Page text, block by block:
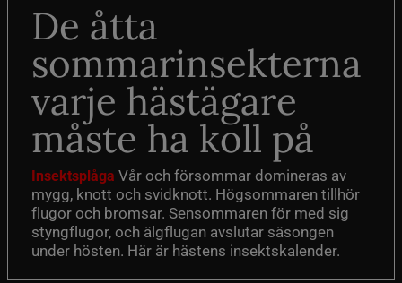
De åtta
sommarinsekterna
varje hästägare
måste ha koll på
Insektsplåga Vår och försommar domineras av
mygg, knott och svidknott. Högsommaren tillhör
flugor och bromsar. Sensommaren för med sig
styngflugor, och älgflugan avslutar säsongen
under hösten. Här är hästens insektskalender.